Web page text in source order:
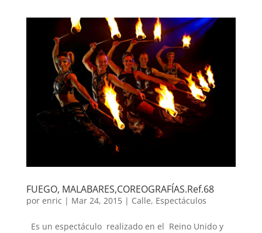
FUEGO, MALABARES,COREOGRAFÍAS.Ref.68
por enric | Mar 24, 2015| Calle, Espectáculos
Es un espectáculo realizado en el Reino Unido y